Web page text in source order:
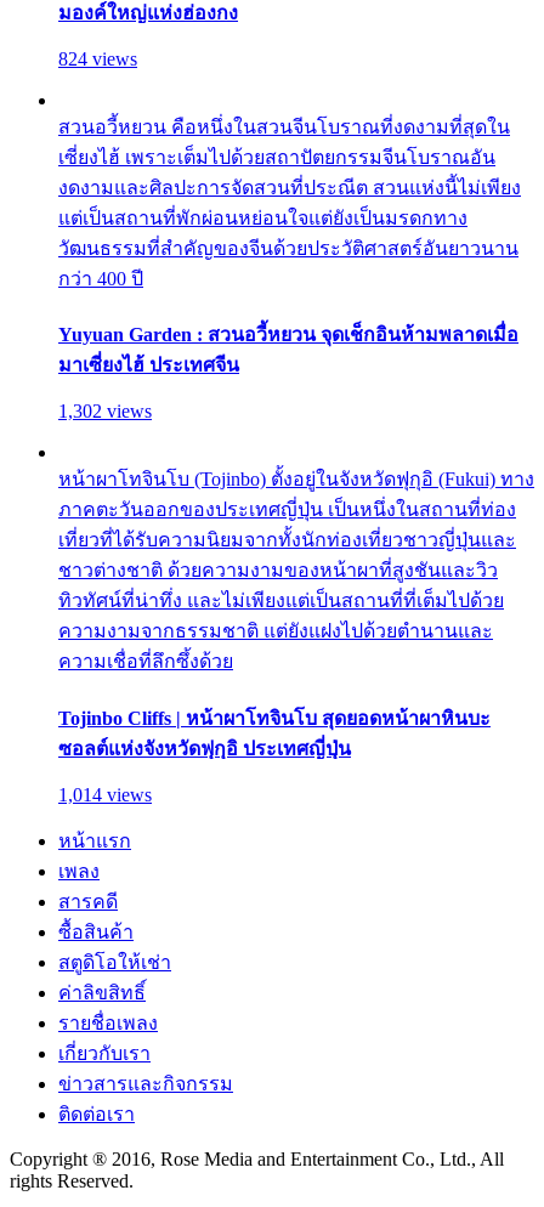
มองค์ใหญ่แห่งฮ่องกง
824 views
สวนอวี้หยวน คือหนึ่งในสวนจีนโบราณที่งดงามที่สุดใน
เซี่ยงไฮ้ เพราะเต็มไปด้วยสถาปัตยกรรมจีนโบราณอัน
งดงามและศิลปะการจัดสวนที่ประณีต สวนแห่งนี้ไม่เพียง
แต่เป็นสถานที่พักผ่อนหย่อนใจแต่ยังเป็นมรดกทาง
วัฒนธรรมที่สำคัญของจีนด้วยประวัติศาสตร์อันยาวนาน
กว่า 400 ปี
Yuyuan Garden : สวนอวี้หยวน จุดเช็กอินห้ามพลาดเมื่อ
มาเซี่ยงไฮ้ ประเทศจีน
1,302 views
หน้าผาโทจินโบ (Tojinbo) ตั้งอยู่ในจังหวัดฟุกุอิ (Fukui) ทาง
ภาคตะวันออกของประเทศญี่ปุ่น เป็นหนึ่งในสถานที่ท่อง
เที่ยวที่ได้รับความนิยมจากทั้งนักท่องเที่ยวชาวญี่ปุ่นและ
ชาวต่างชาติ ด้วยความงามของหน้าผาที่สูงชันและวิว
ทิวทัศน์ที่น่าทึ่ง และไม่เพียงแต่เป็นสถานที่ที่เต็มไปด้วย
ความงามจากธรรมชาติ แต่ยังแฝงไปด้วยตำนานและ
ความเชื่อที่ลึกซึ้งด้วย
Tojinbo Cliffs | หน้าผาโทจินโบ สุดยอดหน้าผาหินบะ
ซอลต์แห่งจังหวัดฟุกุอิ ประเทศญี่ปุ่น
1,014 views
หน้าแรก
เพลง
สารคดี
ซื้อสินค้า
สตูดิโอให้เช่า
ค่าลิขสิทธิ์
รายชื่อเพลง
เกี่ยวกับเรา
ข่าวสารและกิจกรรม
ติดต่อเรา
Copyright ® 2016, Rose Media and Entertainment Co., Ltd., All
rights Reserved.